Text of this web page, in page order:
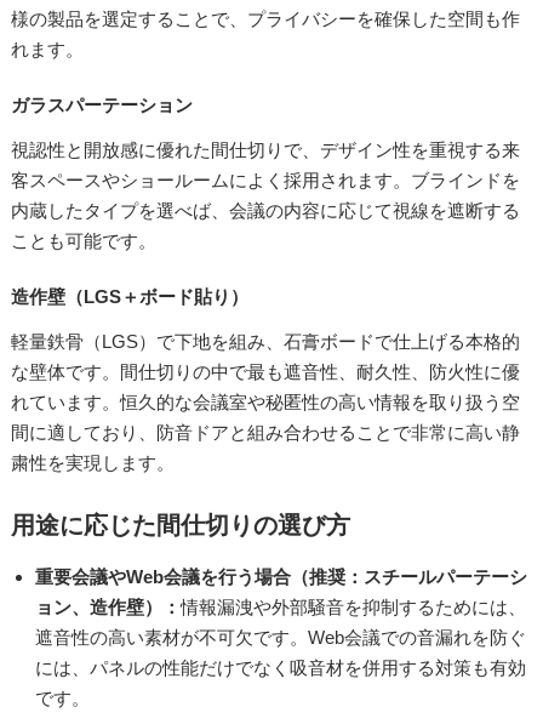
様の製品を選定することで、プライバシーを確保した空間も作
れます。
ガラスパーテーション
視認性と開放感に優れた間仕切りで、デザイン性を重視する来
客スペースやショールームによく採用されます。ブラインドを
内蔵したタイプを選べば、会議の内容に応じて視線を遮断する
ことも可能です。
造作壁（LGS＋ボード貼り）
軽量鉄骨（LGS）で下地を組み、石膏ボードで仕上げる本格的
な壁体です。間仕切りの中で最も遮音性、耐久性、防火性に優
れています。恒久的な会議室や秘匿性の高い情報を取り扱う空
間に適しており、防音ドアと組み合わせることで非常に高い静
粛性を実現します。
用途に応じた間仕切りの選び方
重要会議やWeb会議を行う場合（推奨：スチールパーテーシ
ョン、造作壁）：情報漏洩や外部騒音を抑制するためには、
遮音性の高い素材が不可欠です。Web会議での音漏れを防ぐ
には、パネルの性能だけでなく吸音材を併用する対策も有効
です。